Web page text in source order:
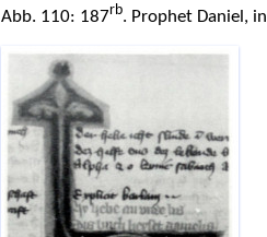
Abb. 110: 187rb. Prophet Daniel, in